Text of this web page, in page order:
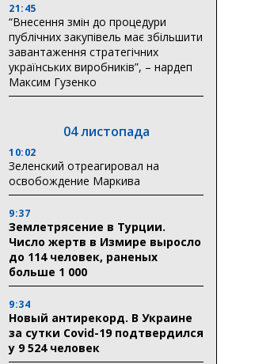
21:45
“Внесення змін до процедури
публічних закупівель має збільшити
завантаження стратегічних
українських виробників”, – нардеп
Максим Гузенко
04 листопада
10:02
Зеленский отреагировал на
освобождение Маркива
9:37
Землетрясение в Турции.
Число жертв в Измире выросло
до 114 человек, раненых
больше 1 000
9:34
Новый антирекорд. В Украине
за сутки Covid-19 подтвердился
у 9 524 человек